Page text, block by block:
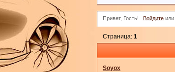
Привет, Гость! Войдитеили
Страница:1
Soyox